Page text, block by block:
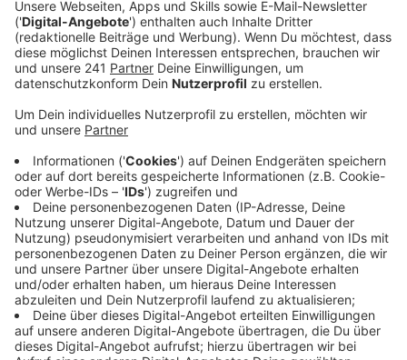
Currenta möchte auch in Zukunft 97 Millionen
Kubikmeter Grundwasser pro Jahr aus dem Rhein
entnehmen.
Veröffentlicht:Mittwoch, 15.11.2023 11:21
Anzeige
Gegen Currentas Pläne hatten vor fast eineinhalb
Jahren 31 Privatpersonen und Institutionen bei der
Kölner Bezirksregierung Einwände erhoben. Deswegen
kommt es in der Sache jetzt zur mündlichen
Verhandlung. Dabei sollen sowohl Currenta, als auch
die Kritiker selbst zu Wort kommen können und
Stellung beziehen. Ziel dieses Termins ist es, alle
Probleme auszuräumen. Gelingt das nicht, wird die